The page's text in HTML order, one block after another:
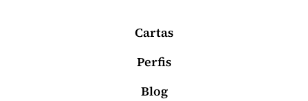
Cartas
Perfis
Blog